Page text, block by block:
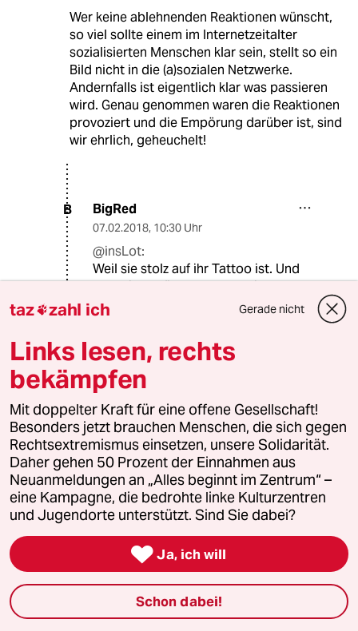
Wer keine ablehnenden Reaktionen wünscht,
so viel sollte einem im Internetzeitalter
sozialisierten Menschen klar sein, stellt so ein
Bild nicht in die (a)sozialen Netzwerke.
Andernfalls ist eigentlich klar was passieren
wird. Genau genommen waren die Reaktionen
provoziert und die Empörung darüber ist, sind
wir ehrlich, geheuchelt!
B BigRed
07.02.2018, 10:30 Uhr
@insLot:
Weil sie stolz auf ihr Tattoo ist. Und
von "nicht wünschen" steht in dem
Artikel auch nix - sie wusste, was auf
sie zukam und (laut Artikel) "bot ihnen
Results-based reasoning much?
8G 849 (Profil gelöscht)
07.02.2018,10:18 Uhr
@insLot:
Vielleicht hat Frau Bullen geglaubt,
die bekäme nur einen Parfüm-, aber
Jemenschen, der sich irgendwas auf
seine Stirn tätowiert, traue ich alles
zu. :-)
taz zahl ich Gerade nicht
Links lesen, rechts
bekämpfen
Mit doppelter Kraft für eine offene Gesellschaft!
Besonders jetzt brauchen Menschen, die sich gegen
Rechtsextremismus einsetzen, unsere Solidarität.
Daher gehen 50 Prozent der Einnahmen aus
Neuanmeldungen an „Alles beginnt im Zentrum“ –
eine Kampagne, die bedrohte linke Kulturzentren
und Jugendorte unterstützt. Sind Sie dabei?
 Ja, ich will
Schon dabei!